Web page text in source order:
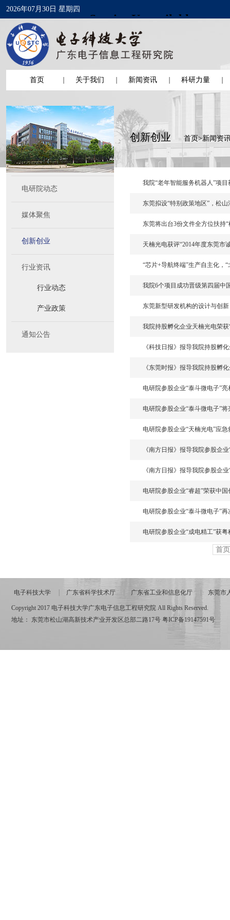
2026年07月30日 星期四
首页 关于我们 新闻资讯 科研力量
电研院动态
媒体聚焦
创新创业
行业资讯
行业动态
产业政策
通知公告
创新创业 首页>新闻资
我院“老年智能服务机器人”项目
东莞拟设“特别政策地区”，松
东莞将出台3份文件全方位扶持“
天楠光电获评“2014年度东莞市
“芯片+导航终端”生产自主化
我院6个项目成功晋级第四届中
东莞新型研发机构的设计与创新
我院持股孵化企业天楠光电荣
《科技日报》报导我院持股孵
《东莞时报》报导我院持股孵
电研院参股企业“泰斗微电子”
电研院参股企业“泰斗微电子”
电研院参股企业“天楠光电”应
《南方日报》报导我院参股企
《南方日报》报导我院参股企
电研院参股企业“睿超”荣获中
电研院参股企业“泰斗微电子”
电研院参股企业“成电精工”获
首页
电子科技大学 广东省科学技术厅 广东省工业和信息化厅 东莞市
Copyright 2017 电子科技大学广东电子信息工程研究院 All Rights Reserved.
地址： 东莞市松山湖高新技术产业开发区总部二路17号 粤ICP备19147591号